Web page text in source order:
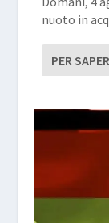
nuoto in
PER